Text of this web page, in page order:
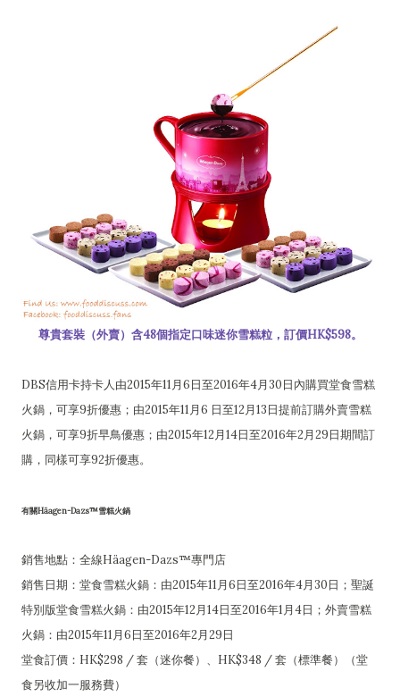
尊貴套裝（外賣）含48個指定口味迷你雪糕粒，訂價HK$598。
DBS信用卡持卡人由2015年11月6日至2016年4月30日內購買堂食雪糕
火鍋，可享9折優惠；由2015年11月6 日至12月13日提前訂購外賣雪糕
火鍋，可享9折早鳥優惠；由2015年12月14日至2016年2月29日期間訂
購，同樣可享92折優惠。
有關Häagen-Dazs™雪糕火鍋
銷售地點：全線Häagen-Dazs™專門店
銷售日期：堂食雪糕火鍋：由2015年11月6日至2016年4月30日；聖誕
特別版堂食雪糕火鍋：由2015年12月14日至2016年1月4日；外賣雪糕
火鍋：由2015年11月6日至2016年2月29日
堂食訂價：HK$298 / 套（迷你餐）、HK$348 / 套（標準餐）（堂
食另收加一服務費）